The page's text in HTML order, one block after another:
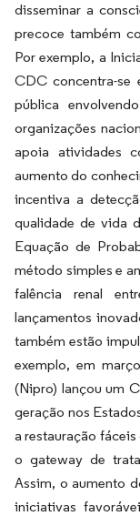
disseminar a
precoce também
Por exemplo, a
CDC concentra-se
pública
organizações
apoia atividades
aumento do
incentiva a
qualidade de vida
Equação de
método simples e
falência renal
lançamentos
também estão
exemplo, em
(Nipro) lançou um
geração nos
a restauração
o gateway de
Assim, o aumento
iniciativas